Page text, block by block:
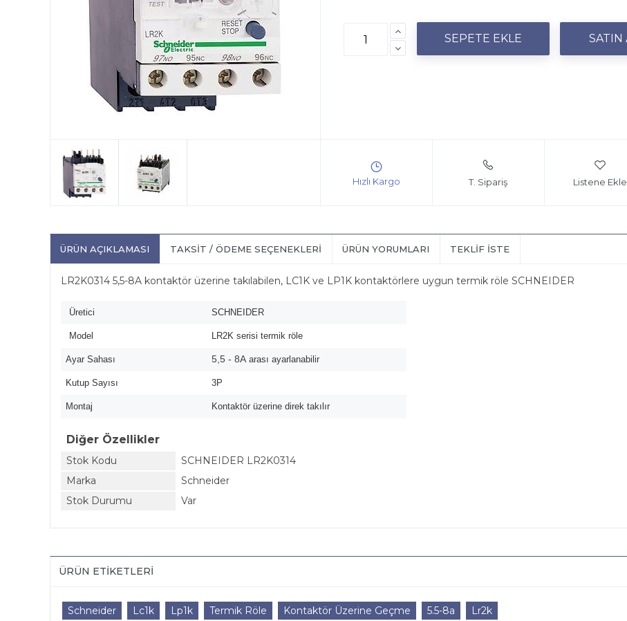
T. Sipariş Listene Ekle
ÜRÜN AÇIKLAMASI TAKSIT / ÖDEME SEÇENEKLERI ÜRÜN YORUMLARI TEKLIF İSTE
LR2K0314 5,5-8A kontaktör üzerine takılabilen, LC1K ve LP1K kontaktörlere uygun termik röle SCHNEIDER
Üretici SCHNEIDER
Model LR2K serisi termik röle
Ayar Sahası 5,5 - 8Aarası ayarlanabilir
Kutup Sayısı 3P
Montaj Kontaktör üzerine direk takılır
Diğer Özellikler
Stok Kodu
SCHNEIDER LR2K0314
Marka
Schneider
Stok Durumu
Var
ÜRÜN ETIKETLERI
Schneider Lc1k Lp1k Termik Röle Kontaktör Üzerine Geçme 5.5-8a Lr2k